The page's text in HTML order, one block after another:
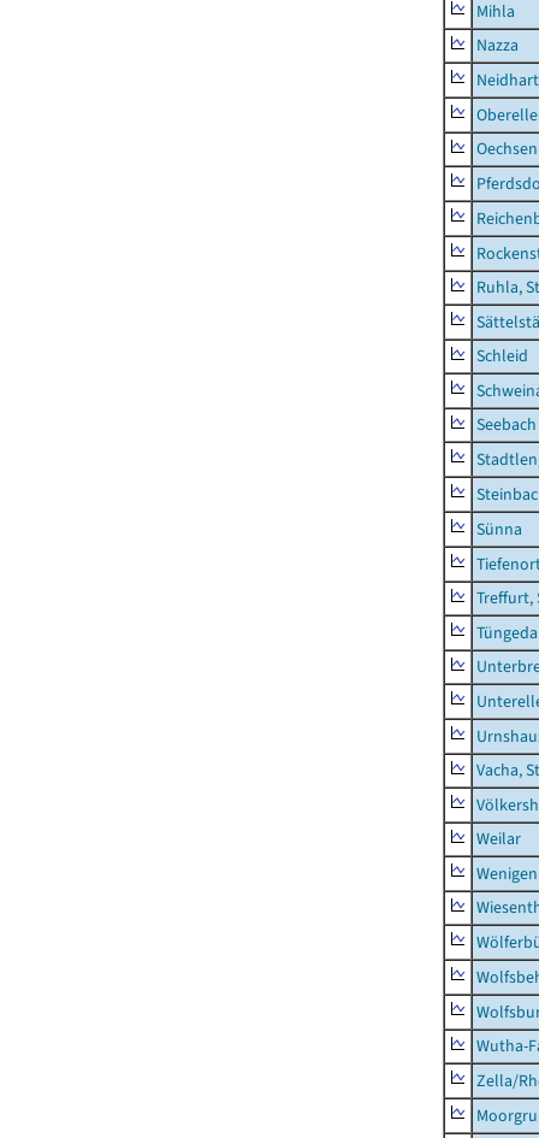
Mihla
Nazza
Oechsen
Ruhla,
Schleid
Seebach
Sünna
Treffurt,
Tüngeda
Vacha,
Weilar
Wutha-
Zella/